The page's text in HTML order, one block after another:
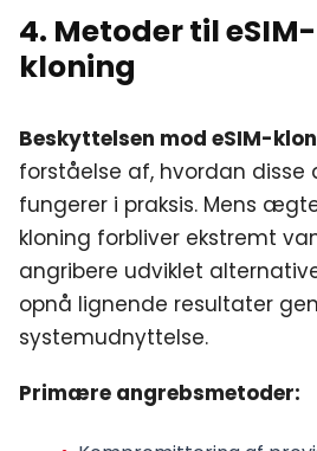
4. Metoder til
kloning
Beskyttelsen mod eSIM-
forståelse af, hvordan disse
fungerer i praksis. Mens
kloning forbliver ekstremt
angribere udviklet
opnå lignende resultater
systemudnyttelse.
Primære angrebsmetoder: